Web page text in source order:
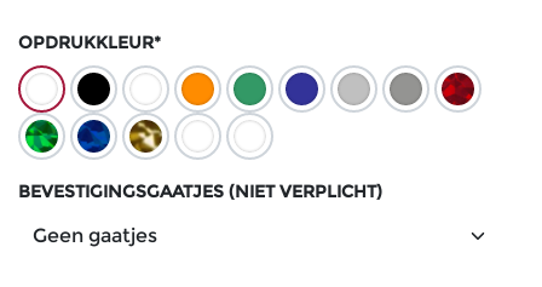
OPDRUKKLEUR*
BEVESTIGINGSGAATJES (NIET VERPLICHT)